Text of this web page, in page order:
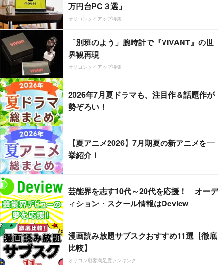
万円台PC３選」
オリコンタイアップ特集
「別班のよう」腕時計で『VIVANT』の世
界観再現
オリコンタイアップ特集
2026年7月夏ドラマも、注目作＆話題作が
勢ぞろい！
【夏アニメ2026】7月期夏の新アニメを一
挙紹介！
芸能界を志す10代～20代を応援！ オーデ
ィション・スクール情報はDeview
漫画読み放題サブスクおすすめ11選【徹底
比較】
オリコン顧客満足度ランキング